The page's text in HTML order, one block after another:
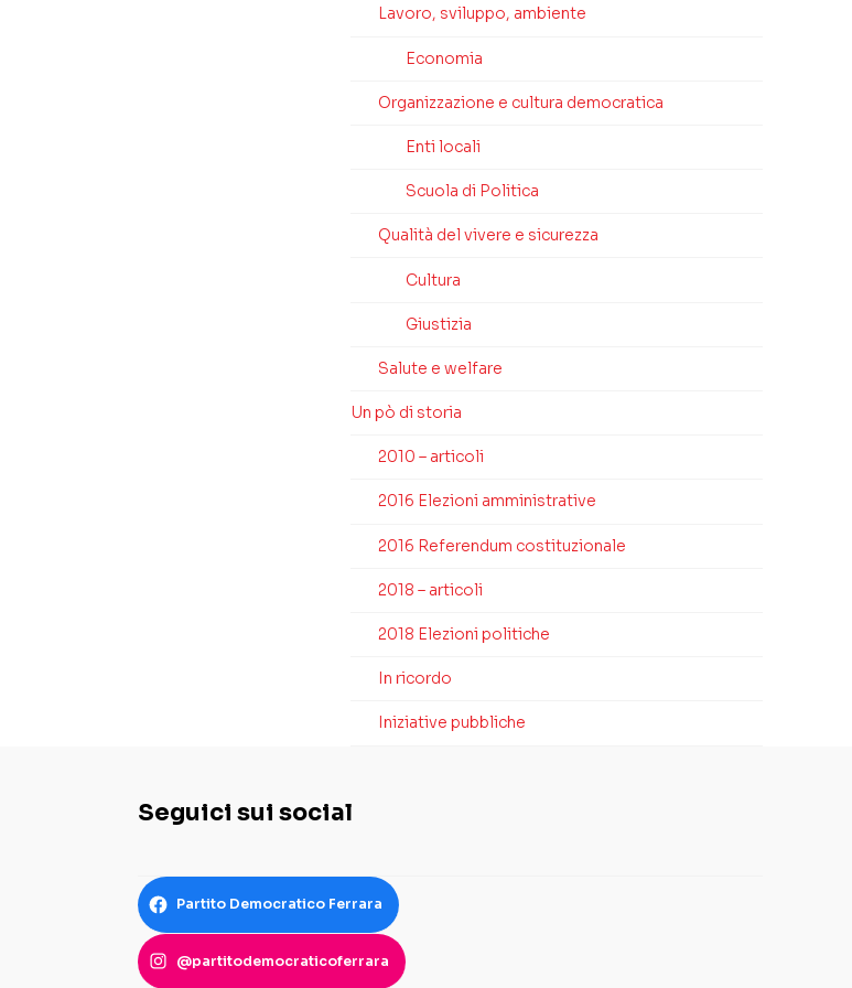
Lavoro, sviluppo, ambiente
Economia
Organizzazione e cultura democratica
Enti locali
Scuola di Politica
Qualità del vivere e sicurezza
Cultura
Giustizia
Salute e welfare
Un pò di storia
2010 – articoli
2016 Elezioni amministrative
2016 Referendum costituzionale
2018 – articoli
2018 Elezioni politiche
In ricordo
Iniziative pubbliche
Seguici sui social
Partito Democratico Ferrara
@partitodemocraticoferrara